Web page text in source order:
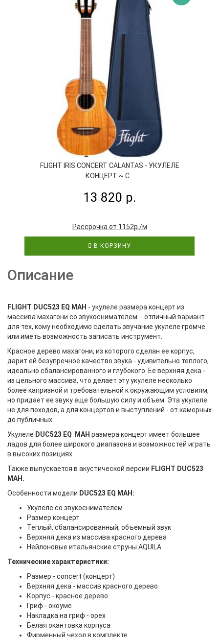
FLIGHT IRIS CONCERT CALANTAS - УКУЛЕЛЕ
КОНЦЕРТ ~ С...
13 820 р.
Рассрочка от 1152р./м
В КОРЗИНУ
Описание
FLIGHT DUC523 EQ MAH - укулеле размера концерт из
массива махагони со звукоснимателем - отличный вариант
для тех, кому необходимо сделать звучание укулеле громче
или иметь возможность записать инструмент.
Красное дерево махагони, из которого сделан ее корпус,
дарит ей безупречное качество звука - удивительно теплого,
идеально сбалансированного и глубокого. Ее верхняя дека -
из цельного массива, что делает эту укулеле несколько
более капризной и требовательной к окружающим условиям,
но придает ее звуку еще большую силу и объем. Эта укулеле
не для походов, а для концертов и выступлений - от камерных
до публичных.
Укулеле DUC523 EQ MAH размера концерт имеет большее
ладов для более широкого диапазона и возможностей играть
в высоких позициях.
Также выпускается в акустической версии FLIGHT DUC523
MAH.
Особенности модели DUC523 EQ MAH:
Укулеле со звукоснимателем
Размер концерт
Теплый, сбалансированный, объемный звук
Верхняя дека из массива красного дерева
Нейлоновые итальянские струны AQUILA
Технические характеристики:
Размер - concert (концерт)
Верхняя дека - массив красного дерево
Корпус - красное дерево
Гриф - окоуме
Накладка на гриф - орех
Белая окантовка корпуса
Фирменный чехол в комплекте